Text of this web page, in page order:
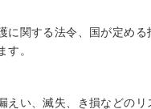
に関する法令、国が定め
す。
えい、滅失、き損などのリ